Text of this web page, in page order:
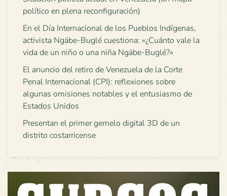
político en plena reconfiguración)
En el Día Internacional de los Pueblos Indígenas,
activista Ngäbe-Buglé cuestiona: «¿Cuánto vale la
vida de un niño o una niña Ngäbe-Buglé?»
El anuncio del retiro de Venezuela de la Corte
Penal Internacional (CPI): reflexiones sobre
algunas omisiones notables y el entusiasmo de
Estados Unidos
Presentan el primer gemelo digital 3D de un
distrito costarricense